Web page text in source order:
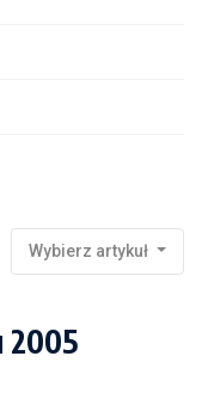
Wybierz artykuł
2005